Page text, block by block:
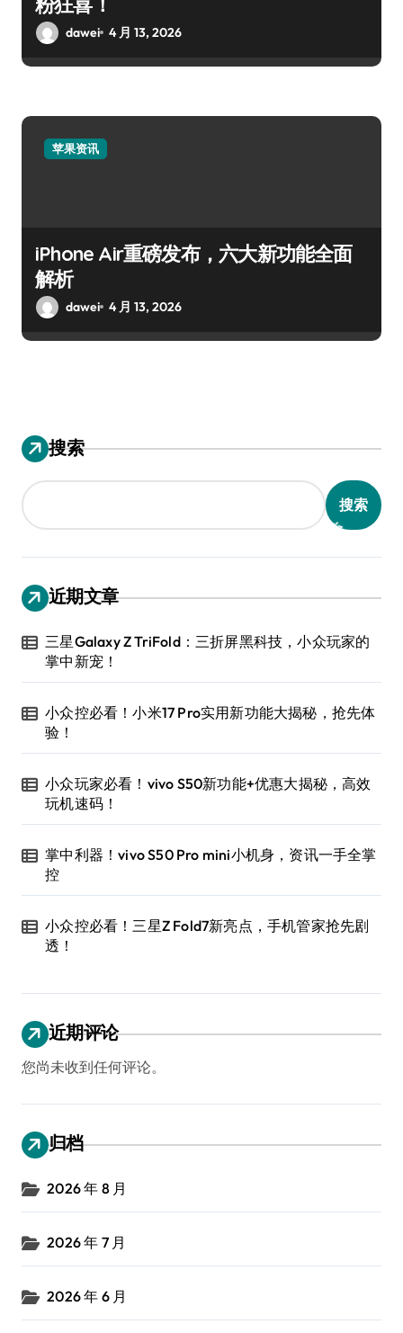
dawei 4 月 13, 2026
苹果资讯
iPhone Air重磅发布，六大新功能全面
解析
dawei 4 月 13, 2026
搜索
搜索
近期文章
三星Galaxy Z TriFold：三折屏黑科技，小众玩家的
掌中新宠！
小众控必看！小米17 Pro实用新功能大揭秘，抢先体
验！
小众玩家必看！vivo S50新功能+优惠大揭秘，高效
玩机速码！
掌中利器！vivo S50 Pro mini小机身，资讯一手全掌
控
小众控必看！三星Z Fold7新亮点，手机管家抢先剧
透！
近期评论
您尚未收到任何评论。
归档
2026 年 8 月
2026 年 7 月
2026 年 6 月